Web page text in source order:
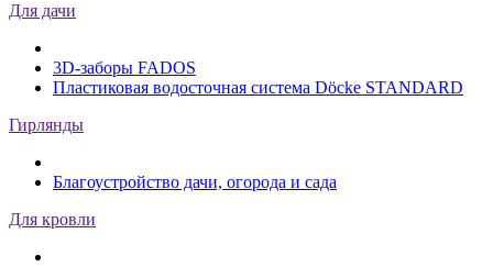
Для дачи
3D-заборы FADOS
Пластиковая водосточная система Döcke STANDARD
Гирлянды
Благоустройство дачи, огорода и сада
Для кровли